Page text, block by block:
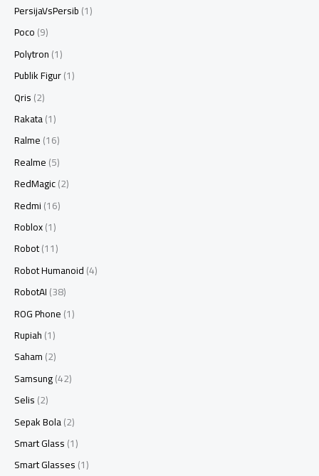
PersijaVsPersib(1)
Poco(9)
Polytron(1)
Publik Figur(1)
Qris(2)
Rakata(1)
Ralme(16)
Realme(5)
RedMagic(2)
Redmi(16)
Roblox(1)
Robot(11)
Robot Humanoid(4)
RobotAI(38)
ROG Phone(1)
Rupiah(1)
Saham(2)
Samsung(42)
Selis(2)
Sepak Bola(2)
Smart Glass(1)
Smart Glasses(1)